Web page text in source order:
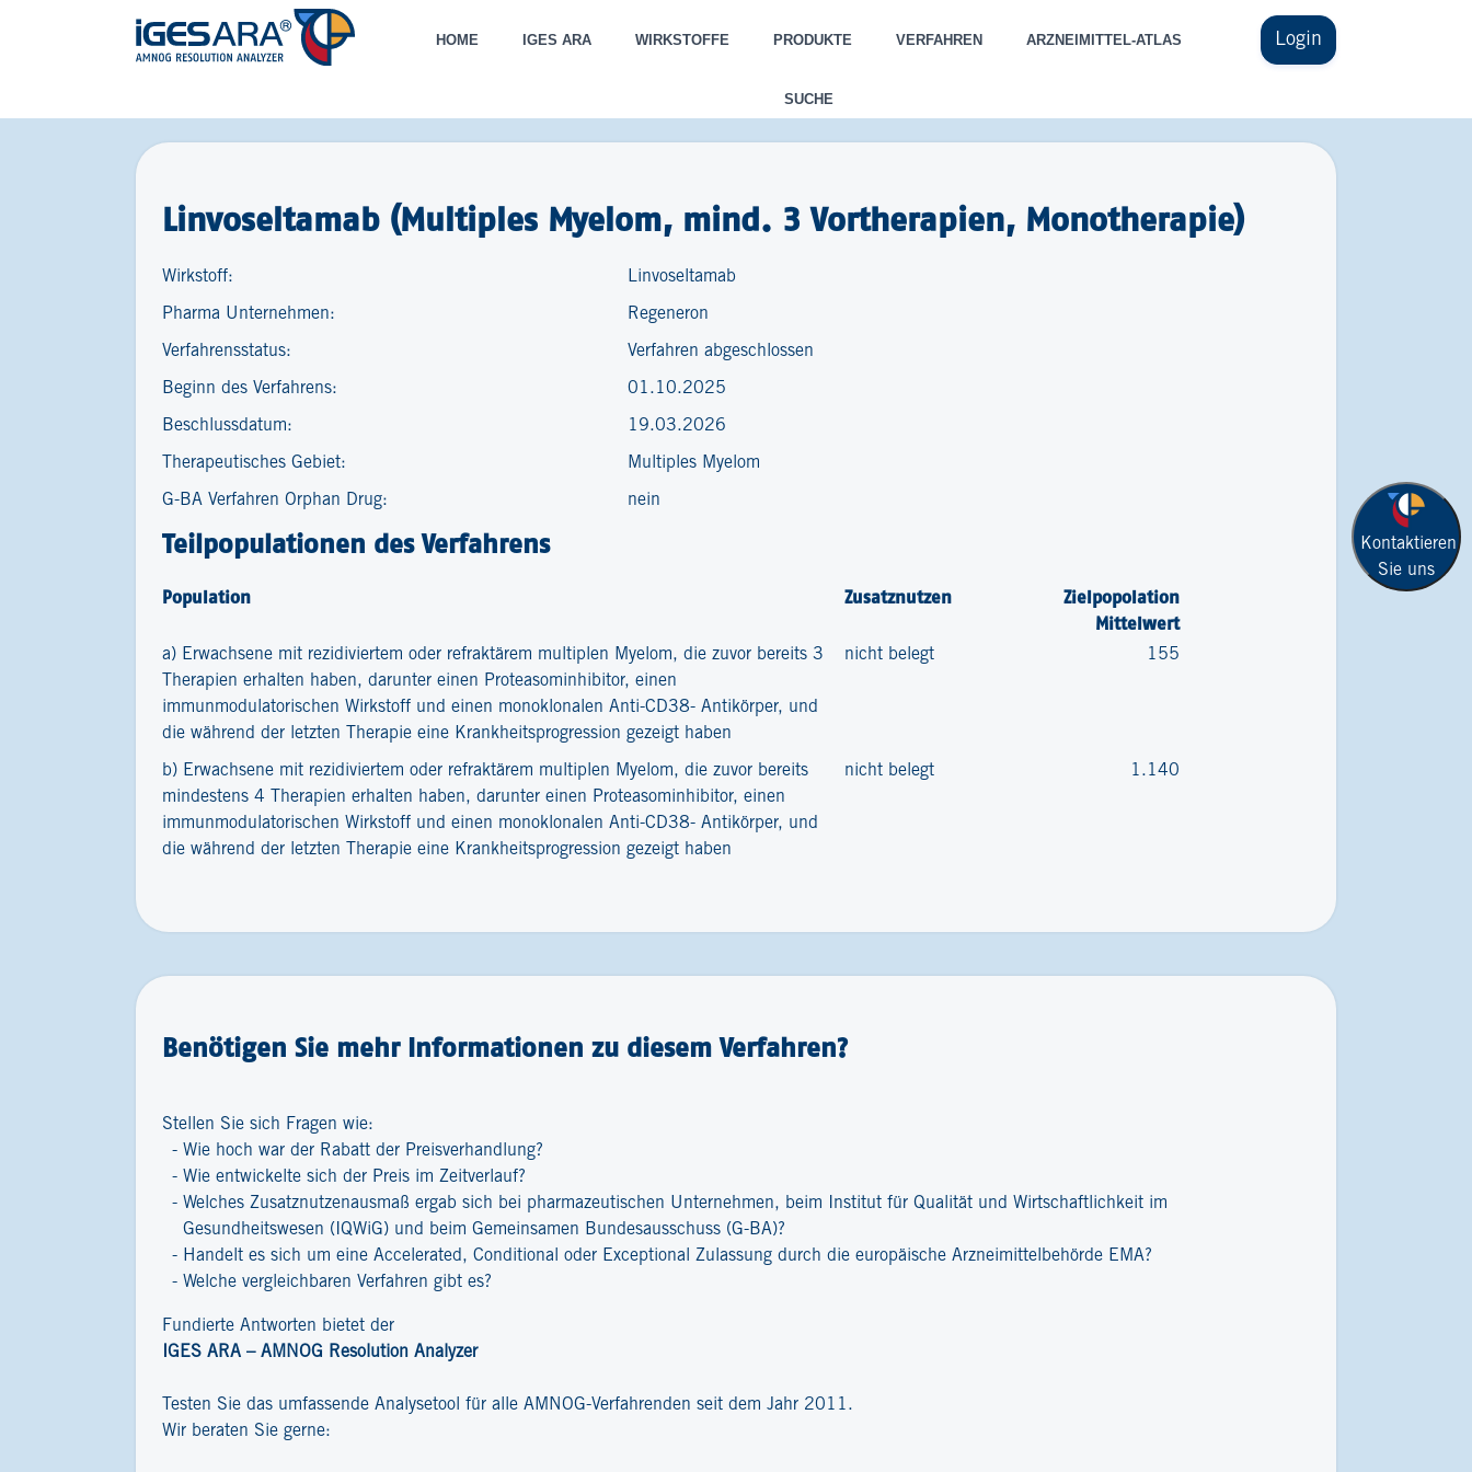
Login
HOME IGES ARA WIRKSTOFFE PRODUKTE VERFAHREN ARZNEIMITTEL-ATLAS
SUCHE
Kontaktieren
Sie uns
Linvoseltamab (Multiples Myelom, mind. 3 Vortherapien, Monotherapie)
Wirkstoff: Linvoseltamab
Pharma Unternehmen: Regeneron
Verfahrensstatus: Verfahren abgeschlossen
Beginn des Verfahrens: 01.10.2025
Beschlussdatum: 19.03.2026
Therapeutisches Gebiet: Multiples Myelom
G-BA Verfahren Orphan Drug: nein
Teilpopulationen des Verfahrens
Population Zusatznutzen
Zielpopolation
Mittelwert
a) Erwachsene mit rezidiviertem oder refraktärem multiplen Myelom, die zuvor bereits 3
Therapien erhalten haben, darunter einen Proteasominhibitor, einen
immunmodulatorischen Wirkstoff und einen monoklonalen Anti-CD38- Antikörper, und
die während der letzten Therapie eine Krankheitsprogression gezeigt haben
nicht belegt 155
b) Erwachsene mit rezidiviertem oder refraktärem multiplen Myelom, die zuvor bereits
mindestens 4 Therapien erhalten haben, darunter einen Proteasominhibitor, einen
immunmodulatorischen Wirkstoff und einen monoklonalen Anti-CD38- Antikörper, und
die während der letzten Therapie eine Krankheitsprogression gezeigt haben
nicht belegt 1.140
Benötigen Sie mehr Informationen zu diesem Verfahren?
Stellen Sie sich Fragen wie:
Wie hoch war der Rabatt der Preisverhandlung?
Wie entwickelte sich der Preis im Zeitverlauf?
Welches Zusatznutzenausmaß ergab sich bei pharmazeutischen Unternehmen, beim Institut für Qualität und Wirtschaftlichkeit im
Gesundheitswesen (IQWiG) und beim Gemeinsamen Bundesausschuss (G-BA)?
Handelt es sich um eine Accelerated, Conditional oder Exceptional Zulassung durch die europäische Arzneimittelbehörde EMA?
Welche vergleichbaren Verfahren gibt es?
Fundierte Antworten bietet der
IGES ARA – AMNOG Resolution Analyzer
Testen Sie das umfassende Analysetool für alle AMNOG-Verfahrenden seit dem Jahr 2011.
Wir beraten Sie gerne: